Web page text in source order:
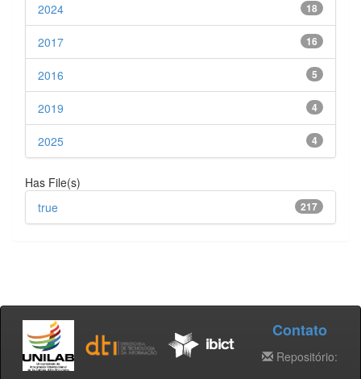
18
2024
16
2017
5
2016
4
2019
4
2025
Has File(s)
217
true
Contato
Repositório: